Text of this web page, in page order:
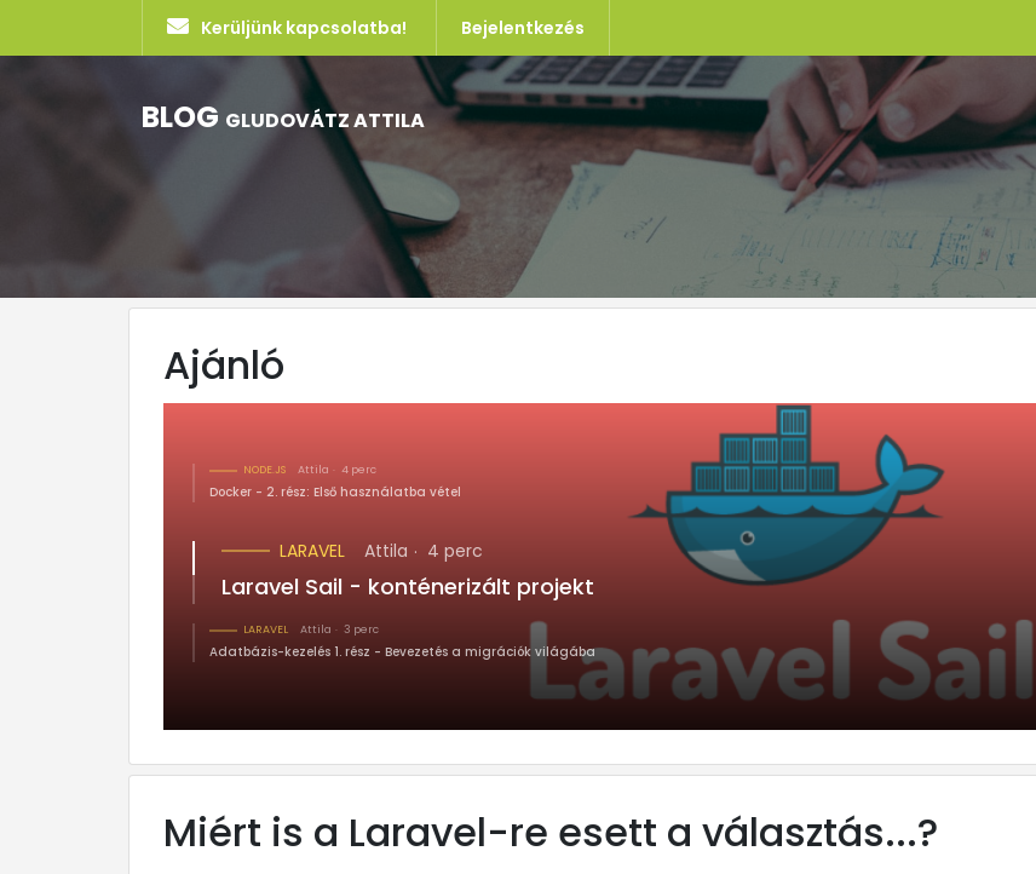
Kerüljünk kapcsolatba! Bejelentkezés
BLOG GLUDOVÁTZ ATTILA
Ajánló
NODE.JS Attila 4 perc
Docker - 2. rész: Első használatba vétel
LARAVEL Attila 4 perc
Laravel Sail - konténerizált projekt
LARAVEL Attila 3 perc
Adatbázis-kezelés 1. rész - Bevezetés a migrációk világába
Miért is a Laravel-re esett a választás...?